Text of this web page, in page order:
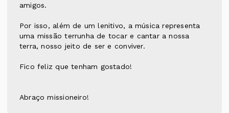
amigos.
Por isso, além de um lenitivo, a música representa
uma missão terrunha de tocar e cantar a nossa
terra, nosso jeito de ser e conviver.
Fico feliz que tenham gostado!
Abraço missioneiro!